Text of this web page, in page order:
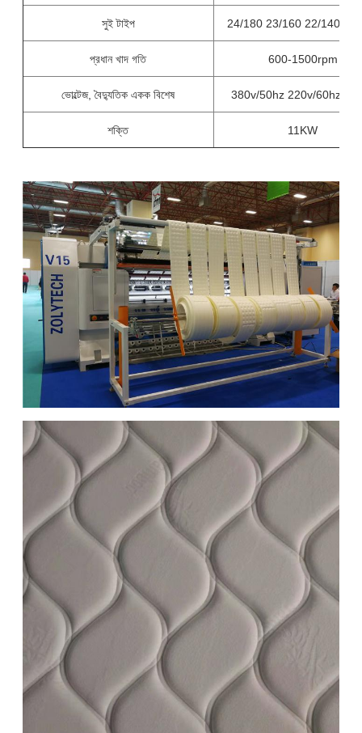
সুই টাইপ 24/180 23/160 22/140 21/
প্রধান খাদ গতি 600-1500rpm
ভোল্টেজ, বৈদ্যুতিক একক বিশেষ 380v/50hz 220v/60hz, 3-
শক্তি 11KW